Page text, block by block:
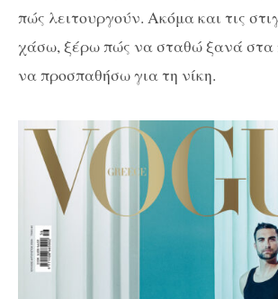
πώς λειτουργούν. Ακόμα και τις
χάσω, ξέρω πώς να σταθώ ξανά στα
να προσπαθήσω για τη νίκη.